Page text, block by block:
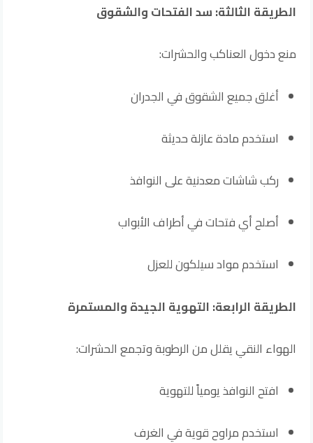
الطريقة الثالثة: سد الفتحات والشقوق
منع دخول العناكب والحشرات:
أغلق جميع الشقوق في الجدران
استخدم مادة عازلة حديثة
ركب شاشات معدنية على النوافذ
أصلح أي فتحات في أطراف الأبواب
استخدم مواد سيلكون للعزل
الطريقة الرابعة: التهوية الجيدة والمستمرة
الهواء النقي يقلل من الرطوبة وتجمع الحشرات:
افتح النوافذ يومياً للتهوية
استخدم مراوح قوية في الغرف